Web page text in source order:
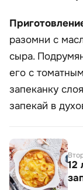
разомни с
сыра.
его с
запеканку
запекай в
12